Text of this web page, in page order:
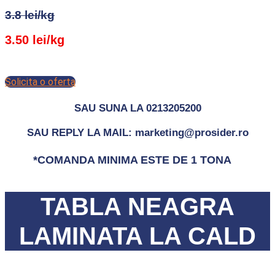
3.8 lei/kg
3.50 lei/kg
Solicita o oferta
SAU SUNA LA 0213205200
SAU REPLY LA MAIL: marketing@prosider.ro
*COMANDA MINIMA ESTE DE 1 TONA
TABLA NEAGRA
LAMINATA LA CALD